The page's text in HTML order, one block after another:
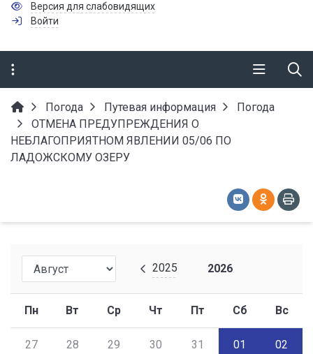
Версия для слабовидящих
Войти
Погода Путевая информация
Погода
ОТМЕНА ПРЕДУПРЕЖДЕНИЯ О
НЕБЛАГОПРИЯТНОМ ЯВЛЕНИИ 05/06 ПО
ЛАДОЖСКОМУ ОЗЕРУ
2025 2026
Пн Вт Ср Чт Пт Сб Вс
27 28 29 30 31 01 02